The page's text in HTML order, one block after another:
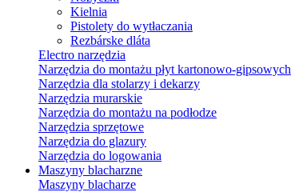
Kielnia
Pistolety do wytłaczania
Rezbárske dláta
Electro narzędzia
Narzędzia do montażu płyt kartonowo-gipsowych
Narzędzia dla stolarzy i dekarzy
Narzędzia murarskie
Narzędzia do montażu na podłodze
Narzędzia sprzętowe
Narzędzia do glazury
Narzędzia do logowania
Maszyny blacharzne
Maszyny blacharze